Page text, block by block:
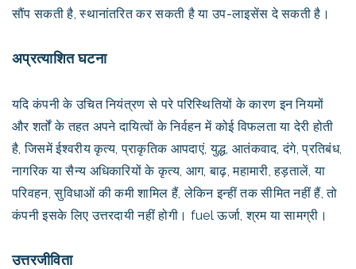
सौंप सकती है, स्थानांतरित कर सकती है या उप-लाइसेंस दे सकती है।
अप्रत्याशित घटना
यदि कंपनी के उचित नियंत्रण से परे परिस्थितियों के कारण इन नियमों
और शर्तों के तहत अपने दायित्वों के निर्वहन में कोई विफलता या देरी होती
है, जिसमें ईश्वरीय कृत्य, प्राकृतिक आपदाएं, युद्ध, आतंकवाद, दंगे, प्रतिबंध,
नागरिक या सैन्य अधिकारियों के कृत्य, आग, बाढ़, महामारी, हड़तालें, या
परिवहन, सुविधाओं की कमी शामिल हैं, लेकिन इन्हीं तक सीमित नहीं हैं, तो
कंपनी इसके लिए उत्तरदायी नहीं होगी। fuel ऊर्जा, श्रम या सामग्री।
उत्तरजीविता